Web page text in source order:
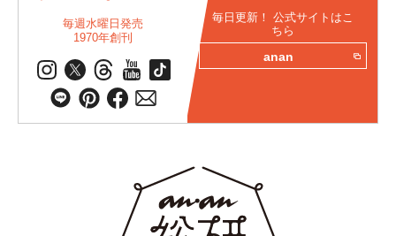
毎週水曜日発売
1970年創刊
毎日更新！ 公式サイトはこ
ちら
anan